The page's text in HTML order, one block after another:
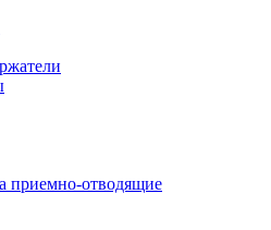
приемно-отводящие